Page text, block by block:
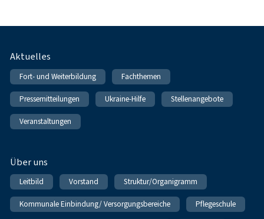
Fußnavigation
Aktuelles
Fort- und Weiterbildung Fachthemen
Pressemitteilungen Ukraine-Hilfe Stellenangebote
Veranstaltungen
Über uns
Leitbild Vorstand Struktur/Organigramm
Kommunale Einbindung/ Versorgungsbereiche Pflegeschule